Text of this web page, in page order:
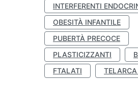
INTERFERENTI
OBESITÀ INFANTILE
PUBERTÀ PRECOCE
PLASTICIZZANTI
FTALATI